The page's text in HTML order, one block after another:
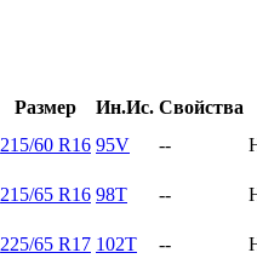
Размер Ин.Ис. Свойства
215/60 R16 95V --
215/65 R16 98T --
225/65 R17 102T --